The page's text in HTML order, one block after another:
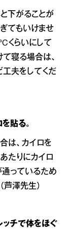
下がることが
てもいけませ
くらいにして
て寝る場合は、
工夫をしてくだ
貼る。
は、カイロを
たりにカイロ
通っているため
芦澤先生）
ッチで体をほぐ